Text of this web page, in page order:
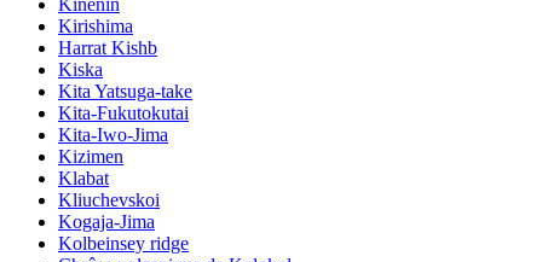
Kirishima
Harrat Kishb
Kiska
Kita Yatsuga-take
Kita-Fukutokutai
Kita-Iwo-Jima
Kizimen
Klabat
Kliuchevskoi
Kogaja-Jima
Kolbeinsey ridge